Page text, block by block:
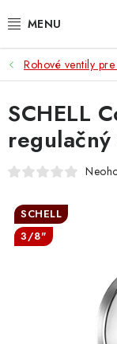
na
VYKUROVANIE
ROZVOD VODY A
ODPAD A
% DOPREDAJ
PREČO SA
CEZ
Hodnotenie obchodu
Rohové ventily
SCHELL
SCHELL
3/8"